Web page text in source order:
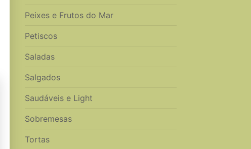
Peixes e Frutos do Mar
Petiscos
Saladas
Salgados
Saudáveis e Light
Sobremesas
Tortas